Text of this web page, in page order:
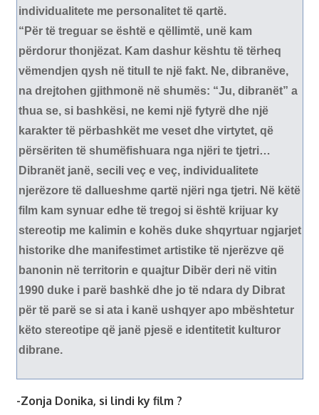
individualitete me personalitet të qartë.
“Për të treguar se është e qëllimtë, unë kam
përdorur thonjëzat. Kam dashur kështu të tërheq
vëmendjen qysh në titull te një fakt. Ne, dibranëve,
na drejtohen gjithmonë në shumës: “Ju, dibranët” a
thua se, si bashkësi, ne kemi një fytyrë dhe një
karakter të përbashkët me veset dhe virtytet, që
përsëriten të shumëfishuara nga njëri te tjetri…
Dibranët janë, secili veç e veç, individualitete
njerëzore të dallueshme qartë njëri nga tjetri. Në këtë
film kam synuar edhe të tregoj si është krijuar ky
stereotip me kalimin e kohës duke shqyrtuar ngjarjet
historike dhe manifestimet artistike të njerëzve që
banonin në territorin e quajtur Dibër deri në vitin
1990 duke i parë bashkë dhe jo të ndara dy Dibrat
për të parë se si ata i kanë ushqyer apo mbështetur
këto stereotipe që janë pjesë e identitetit kulturor
dibrane.
-Zonja Donika, si lindi ky film ?